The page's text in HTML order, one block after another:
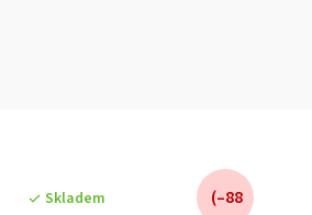
Skladem (–88